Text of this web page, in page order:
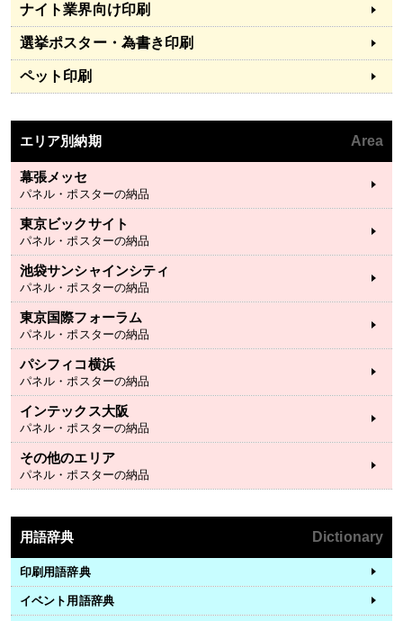
ナイト業界向け印刷
選挙ポスター・為書き印刷
ペット印刷
エリア別納期 Area
幕張メッセ
パネル・ポスターの納品
東京ビックサイト
パネル・ポスターの納品
池袋サンシャインシティ
パネル・ポスターの納品
東京国際フォーラム
パネル・ポスターの納品
パシフィコ横浜
パネル・ポスターの納品
インテックス大阪
パネル・ポスターの納品
その他のエリア
パネル・ポスターの納品
用語辞典 Dictionary
印刷用語辞典
イベント用語辞典